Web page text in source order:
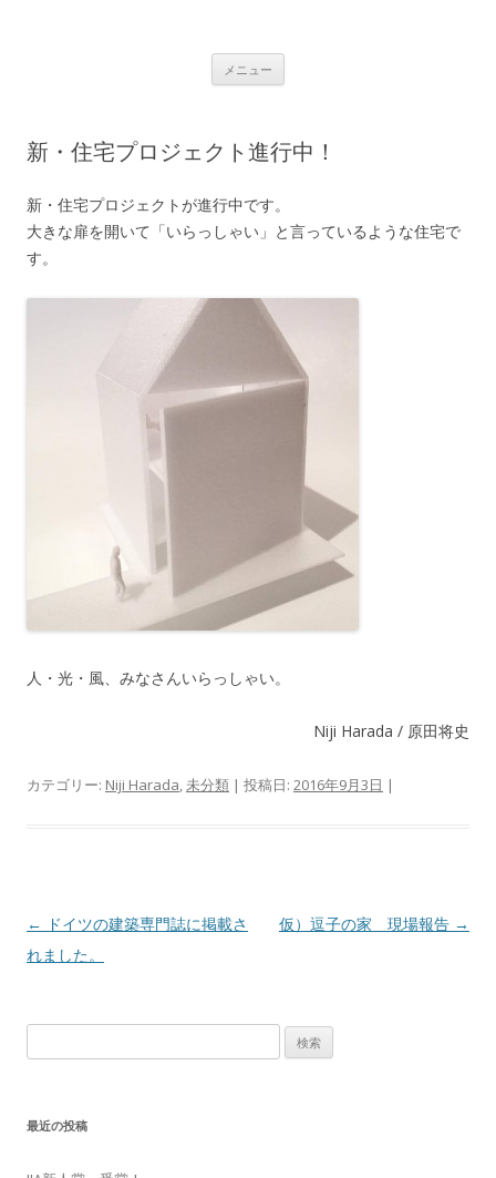
施設/店舗/寺社仏閣/教会/宿泊施設/ホテル
メニュー
新・住宅プロジェクト進行中！
新・住宅プロジェクトが進行中です。
大きな扉を開いて「いらっしゃい」と言っているような住宅で
す。
人・光・風、みなさんいらっしゃい。
Niji Harada / 原田将史
カテゴリー: Niji Harada,未分類 | 投稿日: 2016年9月3日 |
投稿ナビゲーション
← ドイツの建築専門誌に掲載さ
れました。
仮）逗子の家 現場報告 →
最近の投稿